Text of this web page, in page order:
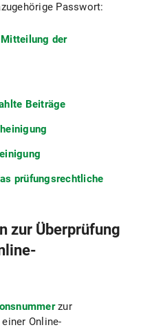
Passwort:
der
Beiträge
prüfungsrechtliche
zur Überprüfung
zur
Online-